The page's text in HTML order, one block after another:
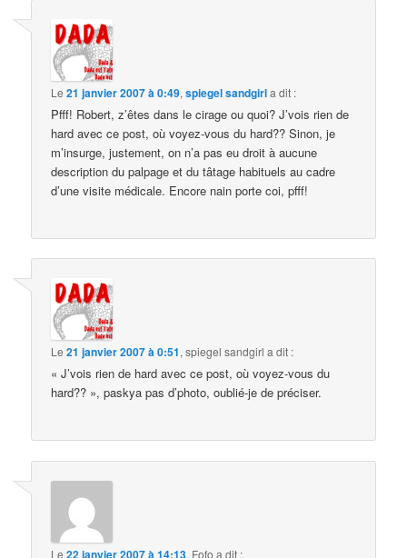
Le21 janvier 2007 à 0:49,spiegel sandgirla dit :
Pfff! Robert, z’êtes dans le cirage ou quoi? J’vois rien de
hard avec ce post, où voyez-vous du hard?? Sinon, je
m’insurge, justement, on n’a pas eu droit à aucune
description du palpage et du tâtage habituels au cadre
d’une visite médicale. Encore nain porte coi, pfff!
Le21 janvier 2007 à 0:51,spiegel sandgirl a dit :
« J’vois rien de hard avec ce post, où voyez-vous du
hard?? », paskya pas d’photo, oublié-je de préciser.
Le22 janvier 2007 à 14:13, Fofo a dit :